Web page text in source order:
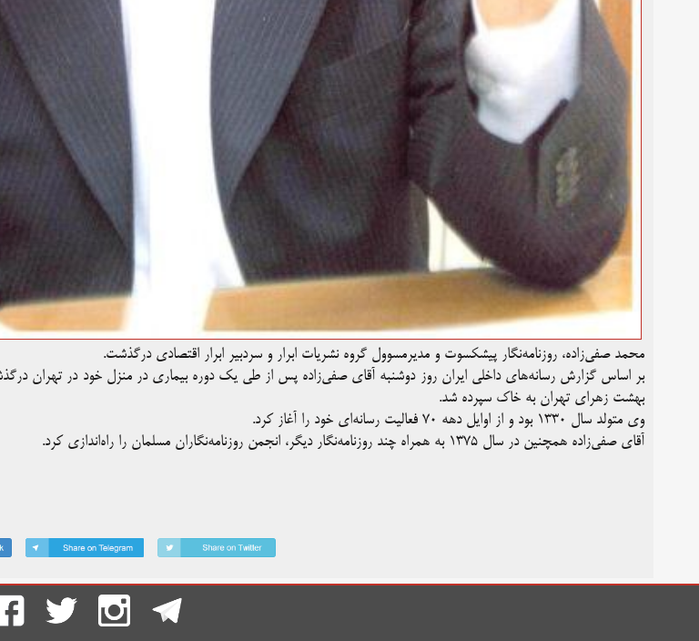
محمد صفی‌زاده، روزنامه‌نگار پیشکسوت و مدیرمسوول گروه نشریات ابرار و سردبیر ابرار اقتصادی درگذشت.
بر اساس گزارش رسانه‌های داخلی ایران روز دوشنبه آقای صفی‌زاده پس از طی یک دوره بیماری در منزل خود در تهران
بهشت زهرای تهران به خاک سپرده شد.
وی متولد سال ۱۳۳۰ بود و از اوایل دهه ۷۰ فعالیت رسانه‌ای خود را آغاز کرد.
آقای صفی‌زاده همچنین در سال ۱۳۷۵ به همراه چند روزنامه‌نگار دیگر، انجمن روزنامه‌نگاران مسلمان را راه‌اندازی کرد.